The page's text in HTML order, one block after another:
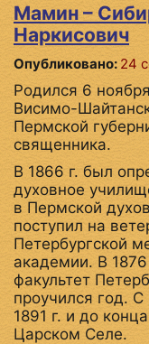
Мамин –
Наркисович
Опубликовано: 24
Родился 6
Висимо-
Пермской
священника.
В 1866 г. был
духовное
в Пермской
поступил на
Петербургской
академии. В
факультет
проучился год. С
1891 г. и до
Царском Селе.